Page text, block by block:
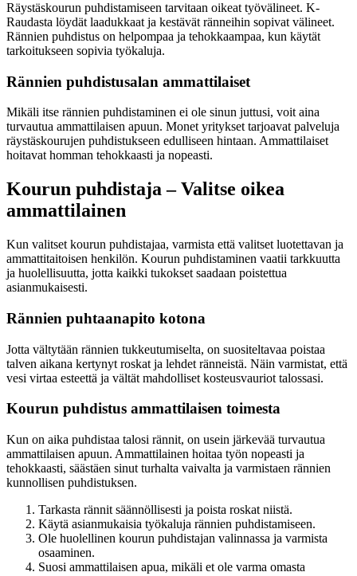
Räystäskourun puhdistamiseen tarvitaan oikeat työvälineet. K-
Raudasta löydät laadukkaat ja kestävät ränneihin sopivat välineet.
Rännien puhdistus on helpompaa ja tehokkaampaa, kun käytät
tarkoitukseen sopivia työkaluja.
Rännien puhdistusalan ammattilaiset
Mikäli itse rännien puhdistaminen ei ole sinun juttusi, voit aina
turvautua ammattilaisen apuun. Monet yritykset tarjoavat palveluja
räystäskourujen puhdistukseen edulliseen hintaan. Ammattilaiset
hoitavat homman tehokkaasti ja nopeasti.
Kourun puhdistaja – Valitse oikea
ammattilainen
Kun valitset kourun puhdistajaa, varmista että valitset luotettavan ja
ammattitaitoisen henkilön. Kourun puhdistaminen vaatii tarkkuutta
ja huolellisuutta, jotta kaikki tukokset saadaan poistettua
asianmukaisesti.
Rännien puhtaanapito kotona
Jotta vältytään rännien tukkeutumiselta, on suositeltavaa poistaa
talven aikana kertynyt roskat ja lehdet ränneistä. Näin varmistat, että
vesi virtaa esteettä ja vältät mahdolliset kosteusvauriot talossasi.
Kourun puhdistus ammattilaisen toimesta
Kun on aika puhdistaa talosi rännit, on usein järkevää turvautua
ammattilaisen apuun. Ammattilainen hoitaa työn nopeasti ja
tehokkaasti, säästäen sinut turhalta vaivalta ja varmistaen rännien
kunnollisen puhdistuksen.
Tarkasta rännit säännöllisesti ja poista roskat niistä.
Käytä asianmukaisia työkaluja rännien puhdistamiseen.
Ole huolellinen kourun puhdistajan valinnassa ja varmista
osaaminen.
Suosi ammattilaisen apua, mikäli et ole varma omasta